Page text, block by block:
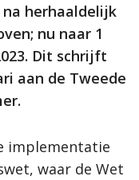
herhaaldelijk
nu naar 1
Dit schrijft
aan de Tweede
implementatie
waar de Wet